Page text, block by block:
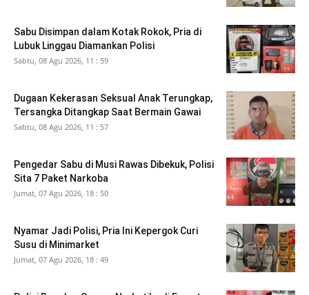
Sabu Disimpan dalam Kotak Rokok, Pria di
Lubuk Linggau Diamankan Polisi
Sabtu, 08 Agu 2026, 11 : 59
Dugaan Kekerasan Seksual Anak Terungkap,
Tersangka Ditangkap Saat Bermain Gawai
Sabtu, 08 Agu 2026, 11 : 57
Pengedar Sabu di Musi Rawas Dibekuk, Polisi
Sita 7 Paket Narkoba
Jumat, 07 Agu 2026, 18 : 50
Nyamar Jadi Polisi, Pria Ini Kepergok Curi
Susu di Minimarket
Jumat, 07 Agu 2026, 18 : 49